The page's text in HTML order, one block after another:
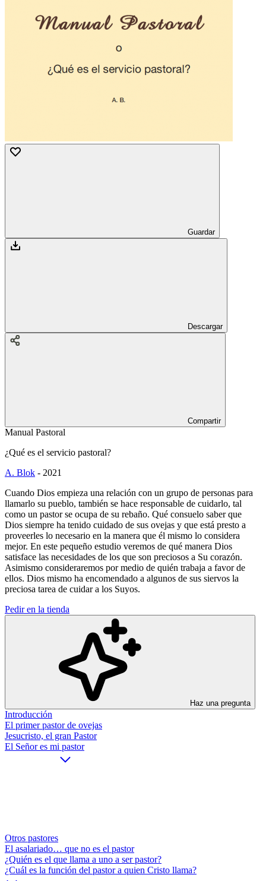
Guardar
Descargar
Compartir
Manual Pastoral
¿Qué es el servicio pastoral?
A. Blok - 2021
Cuando Dios empieza una relación con un grupo de personas para
llamarlo su pueblo, también se hace responsable de cuidarlo, tal
como un pastor se ocupa de su rebaño. Qué consuelo saber que
Dios siempre ha tenido cuidado de sus ovejas y que está presto a
proveerles lo necesario en la manera que él mismo lo considera
mejor. En este pequeño estudio veremos de qué manera Dios
satisface las necesidades de los que son preciosos a Su corazón.
Asimismo consideraremos por medio de quién trabaja a favor de
ellos. Dios mismo ha encomendado a algunos de sus siervos la
preciosa tarea de cuidar a los Suyos.
Pedir en la tienda
Haz una pregunta
Introducción
El primer pastor de ovejas
Jesucristo, el gran Pastor
El Señor es mi pastor
Otros pastores
El asalariado… que no es el pastor
¿Quién es el que llama a uno a ser pastor?
¿Cuál es la función del pastor a quien Cristo llama?